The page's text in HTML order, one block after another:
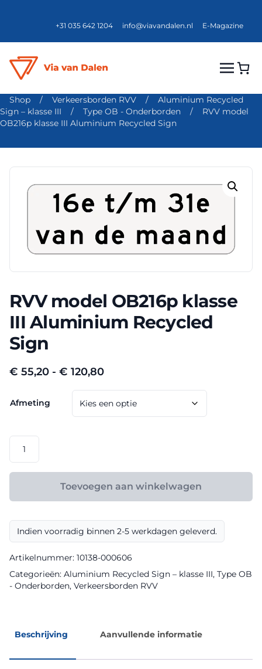
+31 035 642 1204 info@viavandalen.nl E-Magazine
Shop / Verkeersborden RVV /
Aluminium Recycled
Sign – klasse III
/ Type OB - Onderborden /
RVV model
OB216p klasse III Aluminium Recycled Sign
RVV model OB216p klasse
III Aluminium Recycled
Sign
€ 55,20 - € 120,80Prijsklasse:
€ 55,20
tot
€ 120,80
Afmeting
model
OB216p
III
Recycled
Sign
aantal
Toevoegen aan winkelwagen
Indien voorradig binnen 2-5 werkdagen geleverd.
Artikelnummer: 10138-000606
Categorieën: Aluminium Recycled Sign – klasse III, Type OB
- Onderborden, Verkeersborden RVV
Beschrijving Aanvullende informatie